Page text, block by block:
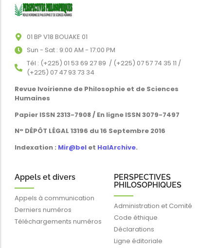
01 BP V18 BOUAKE 01
Sun - Sat : 9:00 AM - 17:00 PM
Tél : (+225) 01 53 69 27 89 / (+225) 07 57 74 35 11 /
(+225) 07 47 93 73 34
Revue Ivoirienne de Philosophie et de Sciences
Humaines
Papier ISSN 2313-7908 / En ligne ISSN 3079-7497
N° DÉPÔT LÉGAL 13196 du 16 Septembre 2016
Indexation : Mir@bel et HalArchive.
Appels et divers
Appels à communication
Derniers numéros
Téléchargements numéros
PERSPECTIVES
PHILOSOPHIQUES
Administration et Comité
Code éthique
Déclarations
Ligne éditoriale